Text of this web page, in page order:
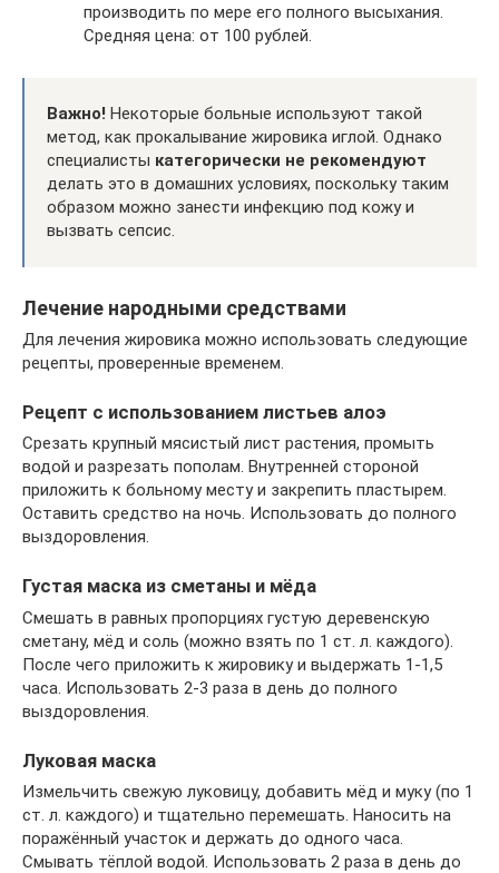
производить по мере его полного высыхания.
Средняя цена: от 100 рублей.
Важно! Некоторые больные используют такой
метод, как прокалывание жировика иглой. Однако
специалисты категорически не рекомендуют
делать это в домашних условиях, поскольку таким
образом можно занести инфекцию под кожу и
вызвать сепсис.
Лечение народными средствами
Для лечения жировика можно использовать следующие
рецепты, проверенные временем.
Рецепт с использованием листьев алоэ
Срезать крупный мясистый лист растения, промыть
водой и разрезать пополам. Внутренней стороной
приложить к больному месту и закрепить пластырем.
Оставить средство на ночь. Использовать до полного
выздоровления.
Густая маска из сметаны и мёда
Смешать в равных пропорциях густую деревенскую
сметану, мёд и соль (можно взять по 1 ст. л. каждого).
После чего приложить к жировику и выдержать 1-1,5
часа. Использовать 2-3 раза в день до полного
выздоровления.
Луковая маска
Измельчить свежую луковицу, добавить мёд и муку (по 1
ст. л. каждого) и тщательно перемешать. Наносить на
поражённый участок и держать до одного часа.
Смывать тёплой водой. Использовать 2 раза в день до